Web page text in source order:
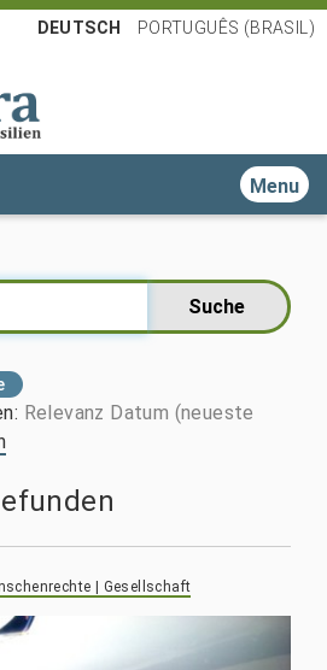
DEUTSCH PORTUGUÊS (BRASIL)
Toggle
: Relevanz Datum (neueste
| Gesellschaft